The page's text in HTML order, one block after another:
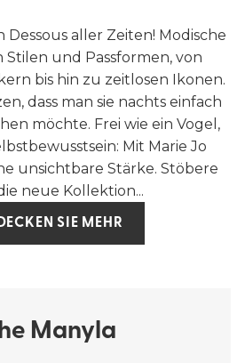
Dessous aller Zeiten! Modische
Stilen und Passformen, von
bis hin zu zeitlosen Ikonen.
dass man sie nachts einfach
möchte. Frei wie ein Vogel,
Mit Marie Jo
unsichtbare Stärke. Stöbere
neue Kollektion...
SIE MEHR
Manyla